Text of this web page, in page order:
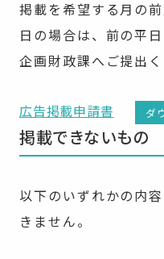
掲載を希望する月の
日の場合は、前の平
企画財政課へご提出く
広告掲載申請書 ダ
掲載できないもの
以下のいずれかの内
きません。